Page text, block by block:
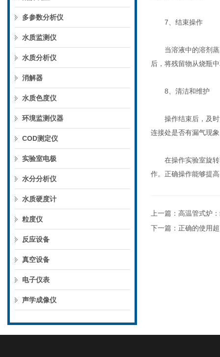
多参数分析仪
水质监测仪
水质分析仪
消解器
水质色度仪
环境监测仪器
COD测定仪
实验室电极
水分分析仪
水质硬度计
粒度仪
反应设备
真空设备
电子仪表
声学成像仪
7、结束操作
当溶液中的溶剂蒸
后，将残留物从烧瓶
8、清洁和维护
操作结束后，及时
连接处是否有漏气现
在操作实验室旋转
作。正确操作能够提
上一篇： 高温管式炉
下一篇： 正确的使用